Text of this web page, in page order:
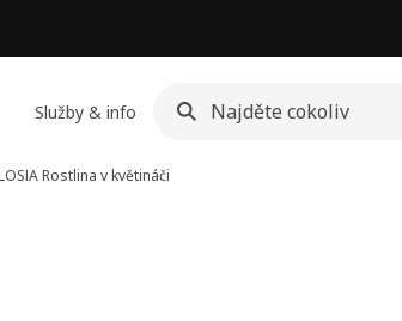
Služby & info
Rostlina v květináči